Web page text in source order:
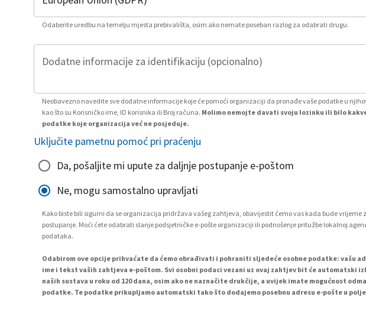
Odaberite uredbu na temelju mjesta prebivališta, osim ako nemate poseban razlog za odabrati drugu.
Dodatne informacije za identifikaciju (opcionalno)
Neobavezno navedite sve dodatne informacije koje će pomoći organizaciji da pronađe vaše podatke u
kao što su Korisničko ime, ID korisnika ili Broj računa. Molimo nemojte davati svoju lozinku ili bilo
podatke koje organizacija već ne posjeduje.
Uključite pametnu pomoć pri praćenju
Da, pošaljite mi upute za daljnje postupanje e-poštom
Ne, mogu samostalno upravljati
Kako biste bili sigurni da se organizacija pridržava vašeg zahtjeva, obavijestit ćemo vas kada bude vrijeme
postupanje. Moći ćete odabrati slanje podsjetničke e-pošte organizaciji ili podnošenje pritužbe lokalnoj
podataka.
Odabirom ove opcije prihvaćate da ćemo obrađivati i pohraniti sljedeće osobne podatke: vašu
ime i tekst vaših zahtjeva e-poštom. Svi osobni podaci vezani uz ovaj zahtjev bit će automatski
naših sustava u roku od 120 dana, osim ako ne naznačite drukčije, a uvijek imate mogućnost
podatke. Te podatke prikupljamo automatski tako što dodajemo posebnu adresu e-pošte u polje